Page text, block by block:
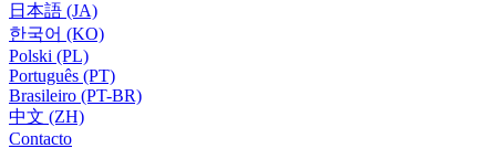
日本語 (JA)
한국어 (KO)
Polski (PL)
Português (PT)
Brasileiro (PT-BR)
中文 (ZH)
Contacto